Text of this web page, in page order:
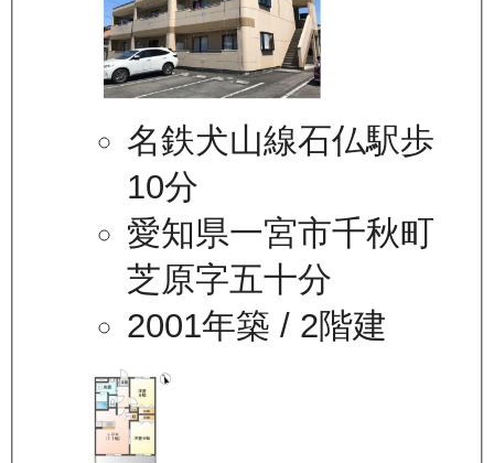
名鉄犬山線石仏駅歩
10分
愛知県一宮市千秋町
芝原字五十分
2001年築 / 2階建